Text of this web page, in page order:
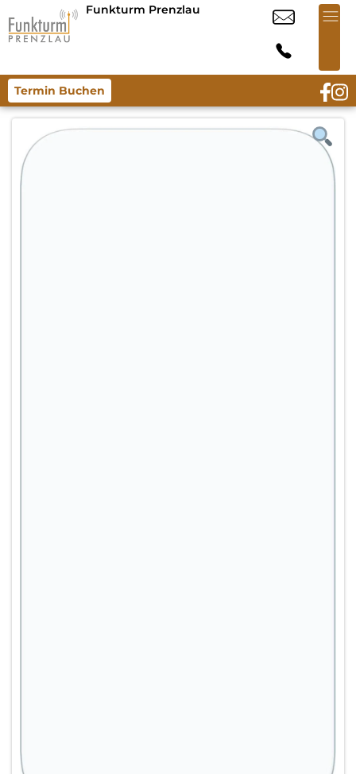
Funkturm Prenzlau
Termin Buchen